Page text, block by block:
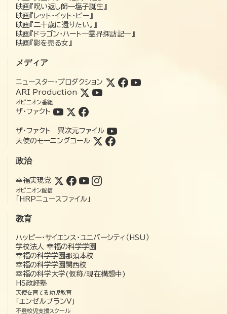
映画『呪い返し師—塩子誕生』
映画『レット・イット・ビー』
映画『二十歳に還りたい。』
映画『ドラゴン・ハート―霊界探訪記―』
映画『影を売る女』
メディア
ニュースター・プロダクション
ARI Production
オピニオン番組
ザ・ファクト
ザ・ファクト 異次元ファイル
天使のモーニングコール
政治
幸福実現党
オピニオン配信
「HRPニュースファイル」
教育
ハッピー・サイエンス・ユニバーシティ（HSU）
学校法人 幸福の科学学園
幸福の科学学園那須本校
幸福の科学学園関西校
幸福の科学大学(仮称/現在構想中)
HS政経塾
天使を育てる幼児教育
「エンゼルプランV」
不登校児支援スクール